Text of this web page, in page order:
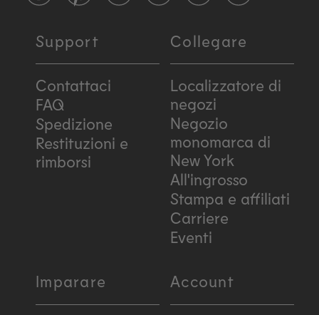
Support
Contattaci
FAQ
Spedizione
Restituzioni e
rimborsi
Collegare
Localizzatore di
negozi
Negozio
monomarca di
New York
All'ingrosso
Stampa e affiliati
Carriere
Eventi
Imparare Account